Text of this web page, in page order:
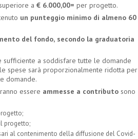
a € 6.000,00= per progetto.
un punteggio minimo di almeno 60
del fondo, secondo la graduatoria
a soddisfare tutte le domande
spese sarà proporzionalmente ridotta per
domande.
essere ammesse a contributosono
progetto;
al contenimento della diffusione del Covid-